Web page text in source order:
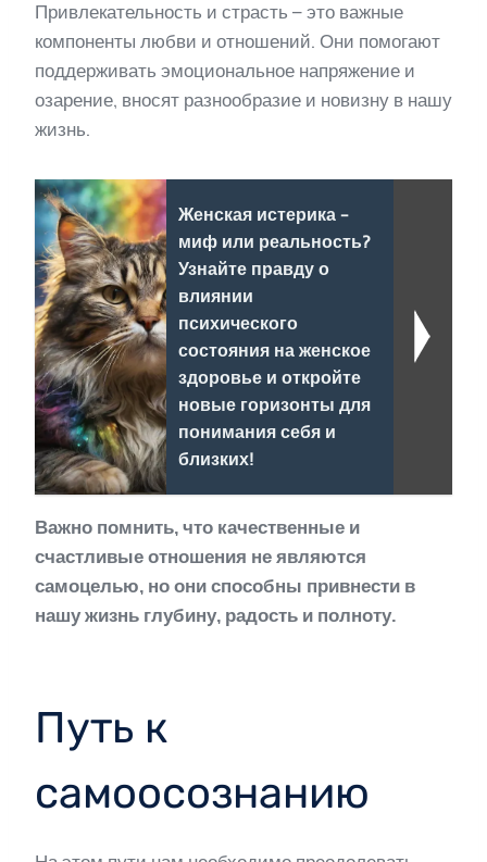
Привлекательность и страсть – это важные
компоненты любви и отношений. Они помогают
поддерживать эмоциональное напряжение и
озарение, вносят разнообразие и новизну в нашу
жизнь.
Женская истерика -
миф или реальность?
Узнайте правду о
влиянии
психического
состояния на женское
здоровье и откройте
новые горизонты для
понимания себя и
близких!
Важно помнить, что качественные и
счастливые отношения не являются
самоцелью, но они способны привнести в
нашу жизнь глубину, радость и полноту.
Путь к
самоосознанию